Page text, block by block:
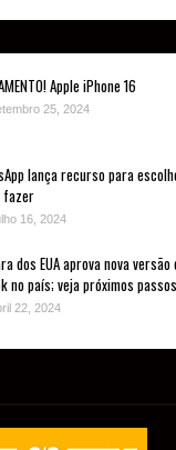
Apple iPhone 16
25, 2024
lança recurso para
fazer
16, 2024
dos EUA aprova nova
no país; veja próximos passos
22, 2024